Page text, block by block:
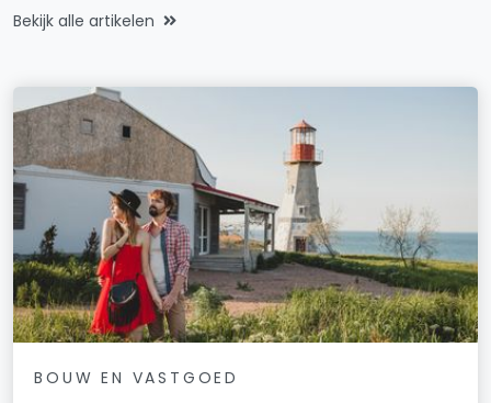
Bekijk alle artikelen
BOUW EN VASTGOED